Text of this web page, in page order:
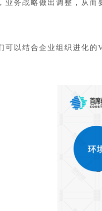
业务战略做出调整，从而
可以结合企业组织进化的